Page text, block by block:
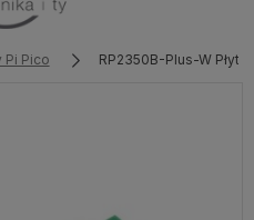
Pi Pico RP2350B-Plus-W